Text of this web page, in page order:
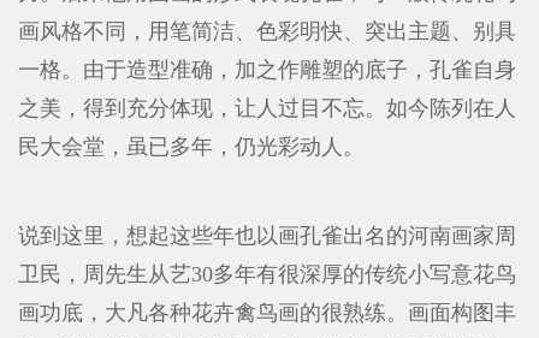
画风格不同，用笔简洁、色彩明快、突出主题、别具
一格。由于造型准确，加之作雕塑的底子，孔雀自身
之美，得到充分体现，让人过目不忘。如今陈列在人
民大会堂，虽已多年，仍光彩动人。
说到这里，想起这些年也以画孔雀出名的河南画家周
卫民，周先生从艺30多年有很深厚的传统小写意花鸟
画功底，大凡各种花卉禽鸟画的很熟练。画面构图丰